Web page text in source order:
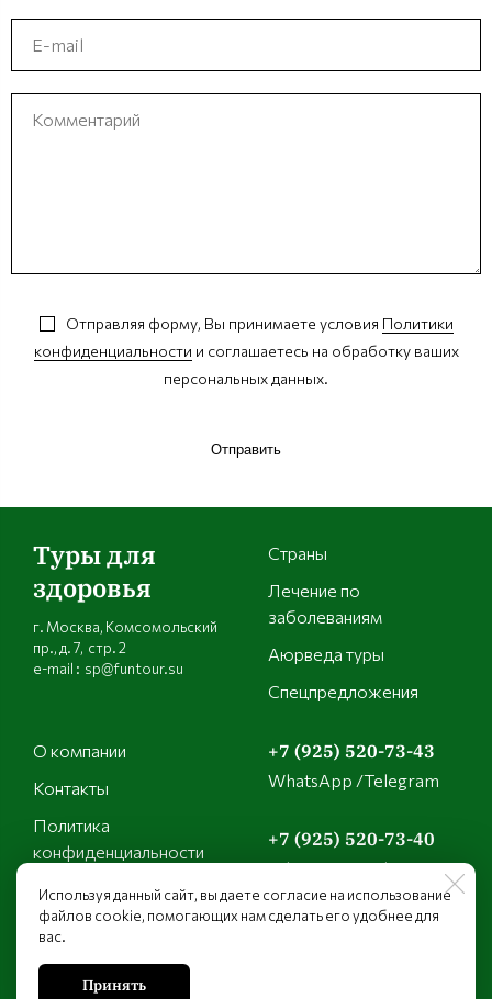
Отправляя форму, Вы принимаете условия Политики
конфиденциальности и соглашаетесь на обработку ваших
персональных данных.
Отправить
Туры для
здоровья
г. Москва, Комсомольский
пр., д. 7, стр. 2
e-mail : sp@funtour.su
Страны
Лечение по
заболеваниям
Аюрведа туры
Спецпредложения
О компании
Контакты
Политика
конфиденциальности
+7 (925) 520-73-43
WhatsApp /Telegram
+7 (925) 520-73-40
WhatsApp /Telegram
+7 (925) 149-21-01
Используя данный сайт, вы даете согласие на использование
файлов cookie, помогающих нам сделать его удобнее для
вас.
Принять